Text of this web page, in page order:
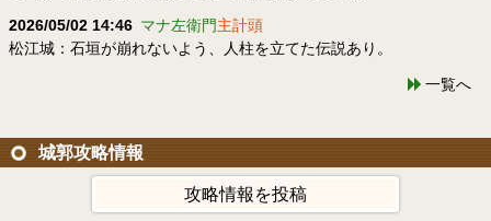
2026/05/02 14:46 マナ左衛門主計頭
松江城：石垣が崩れないよう、人柱を立てた伝説あり。
一覧へ
城郭攻略情報
攻略情報を投稿